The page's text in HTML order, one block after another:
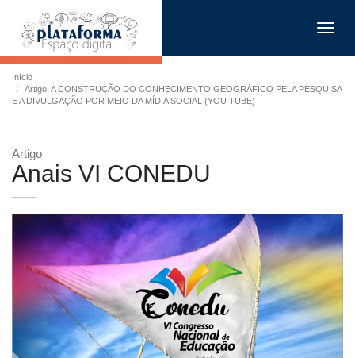
Início
Artigo: A CONSTRUÇÃO DO CONHECIMENTO GEOGRÁFICO PELA PESQUISA
E A DIVULGAÇÃO POR MEIO DA MÍDIA SOCIAL (YOU TUBE)
Artigo
Anais VI CONEDU